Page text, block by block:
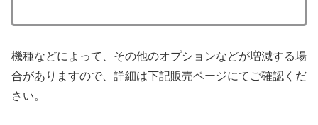
機種などによって、その他のオプションなどが増減する場
合がありますので、詳細は下記販売ページにてご確認くだ
さい。